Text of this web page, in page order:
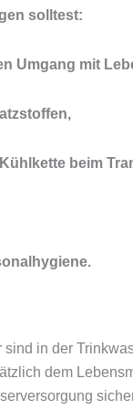
solltest:
Umgang mit
beim
in der
dem